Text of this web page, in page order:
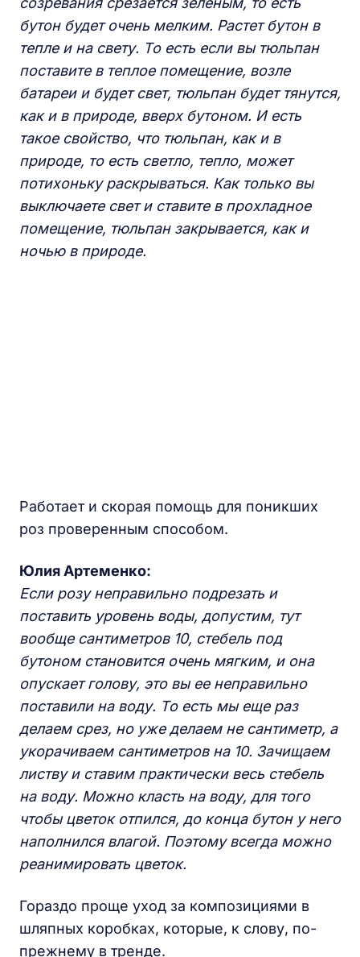
бутон будет очень мелким. Растет бутон в
тепле и на свету. То есть если вы тюльпан
поставите в теплое помещение, возле
батареи и будет свет, тюльпан будет тянутся,
как и в природе, вверх бутоном. И есть
такое свойство, что тюльпан, как и в
природе, то есть светло, тепло, может
потихоньку раскрываться. Как только вы
выключаете свет и ставите в прохладное
помещение, тюльпан закрывается, как и
ночью в природе.
Работает и скорая помощь для поникших
роз проверенным способом.
Юлия Артеменко:
Если розу неправильно подрезать и
поставить уровень воды, допустим, тут
вообще сантиметров 10, стебель под
бутоном становится очень мягким, и она
опускает голову, это вы ее неправильно
поставили на воду. То есть мы еще раз
делаем срез, но уже делаем не сантиметр, а
укорачиваем сантиметров на 10. Зачищаем
листву и ставим практически весь стебель
на воду. Можно класть на воду, для того
чтобы цветок отпился, до конца бутон у него
наполнился влагой. Поэтому всегда можно
реанимировать цветок.
Гораздо проще уход за композициями в
шляпных коробках, которые, к слову, по-
прежнему в тренде.